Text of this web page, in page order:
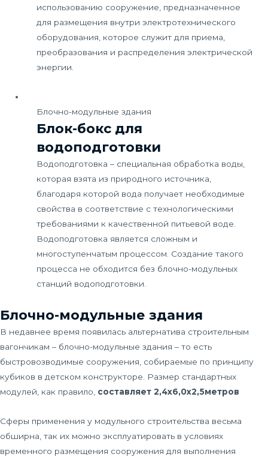
использованию сооружение, предназначенное
для размещения внутри электротехнического
оборудования, которое служит для приема,
преобразования и распределения электрической
энергии.
Блочно-модульные здания
Блок-бокс для
водоподготовки
Водоподготовка – специальная обработка воды,
которая взята из природного источника,
благодаря которой вода получает необходимые
свойства в соответствие с технологическими
требованиями к качественной питьевой воде.
Водоподготовка является сложным и
многоступенчатым процессом. Создание такого
процесса не обходится без блочно-модульных
станций водоподготовки.
Блочно-модульные здания
В недавнее время появилась альтернатива строительным
вагончикам – блочно-модульные здания – то есть
быстровозводимые сооружения, собираемые по принципу
кубиков в детском конструкторе. Размер стандартных
модулей, как правило, составляет 2,4х6,0х2,5метров
Сферы применения у модульного строительства весьма
обширна, так их можно эксплуатировать в условиях
временного размещения сооружения для выполнения